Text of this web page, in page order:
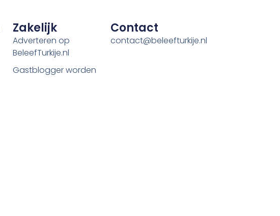
Zakelijk
Adverteren op
BeleefTurkije.nl
Gastblogger worden
Contact
contact@beleefturkije.nl